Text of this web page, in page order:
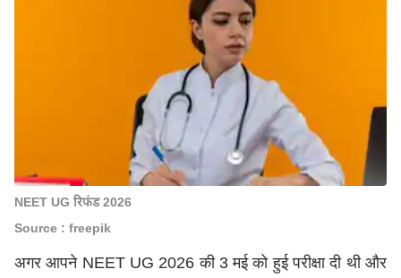
NEET UG रिफंड 2026
Source : freepik
अगर आपने NEET UG 2026 की 3 मई को हुई परीक्षा दी थी और